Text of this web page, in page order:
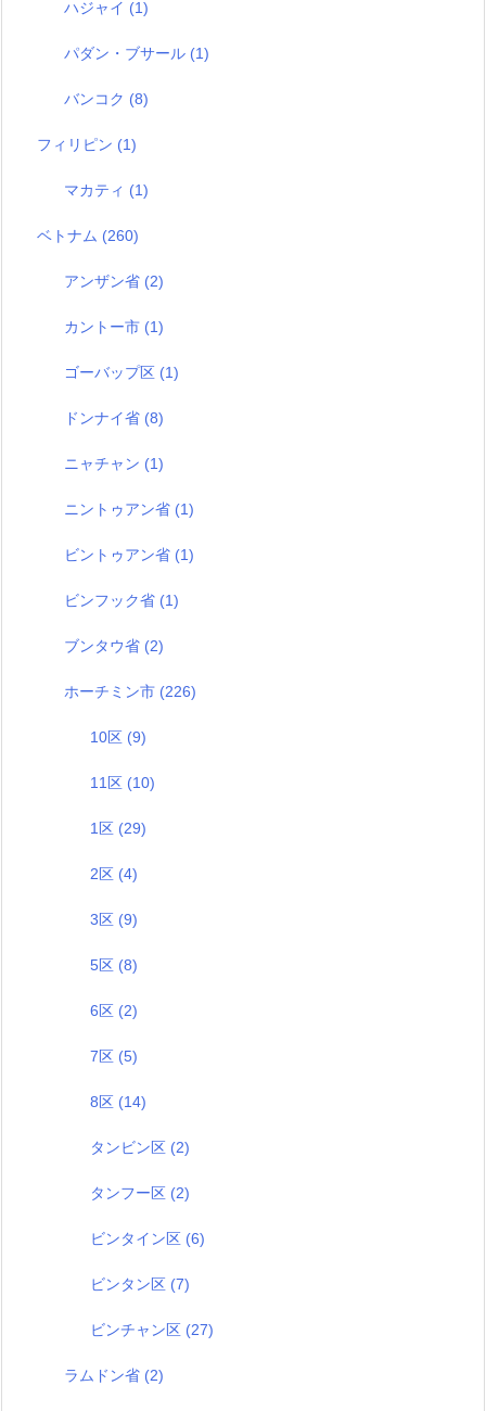
ハジャイ (1)
パダン・ブサール (1)
バンコク (8)
フィリピン (1)
マカティ (1)
ベトナム (260)
アンザン省 (2)
カントー市 (1)
ゴーバップ区 (1)
ドンナイ省 (8)
ニャチャン (1)
ニントゥアン省 (1)
ビントゥアン省 (1)
ビンフック省 (1)
ブンタウ省 (2)
ホーチミン市 (226)
10区 (9)
11区 (10)
1区 (29)
2区 (4)
3区 (9)
5区 (8)
6区 (2)
7区 (5)
8区 (14)
タンビン区 (2)
タンフー区 (2)
ビンタイン区 (6)
ビンタン区 (7)
ビンチャン区 (27)
ラムドン省 (2)